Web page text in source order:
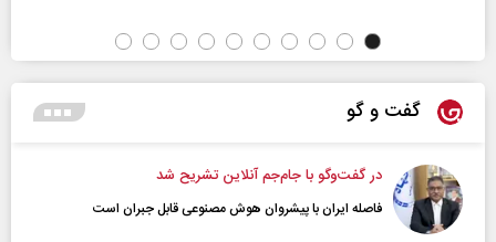
گفت و گو
در گفت‌و‌گو با جام‌جم آنلاین تشریح شد
فاصله ایران با پیشرو‌ان هوش مصنوعی قابل جبران است